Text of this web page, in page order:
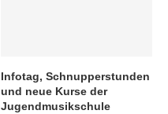
Infotag, Schnupperstunden
und neue Kurse der
Jugendmusikschule